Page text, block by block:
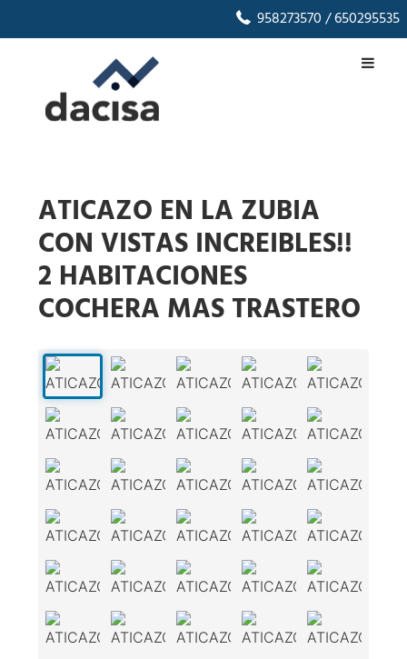
958273570/ 650295535
ATICAZO EN LA ZUBIA
CON VISTAS INCREIBLES!!
2 HABITACIONES
COCHERA MAS TRASTERO
1 /46